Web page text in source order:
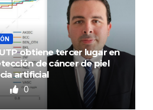
obtiene tercer lugar en
de cáncer de piel
artificial
0